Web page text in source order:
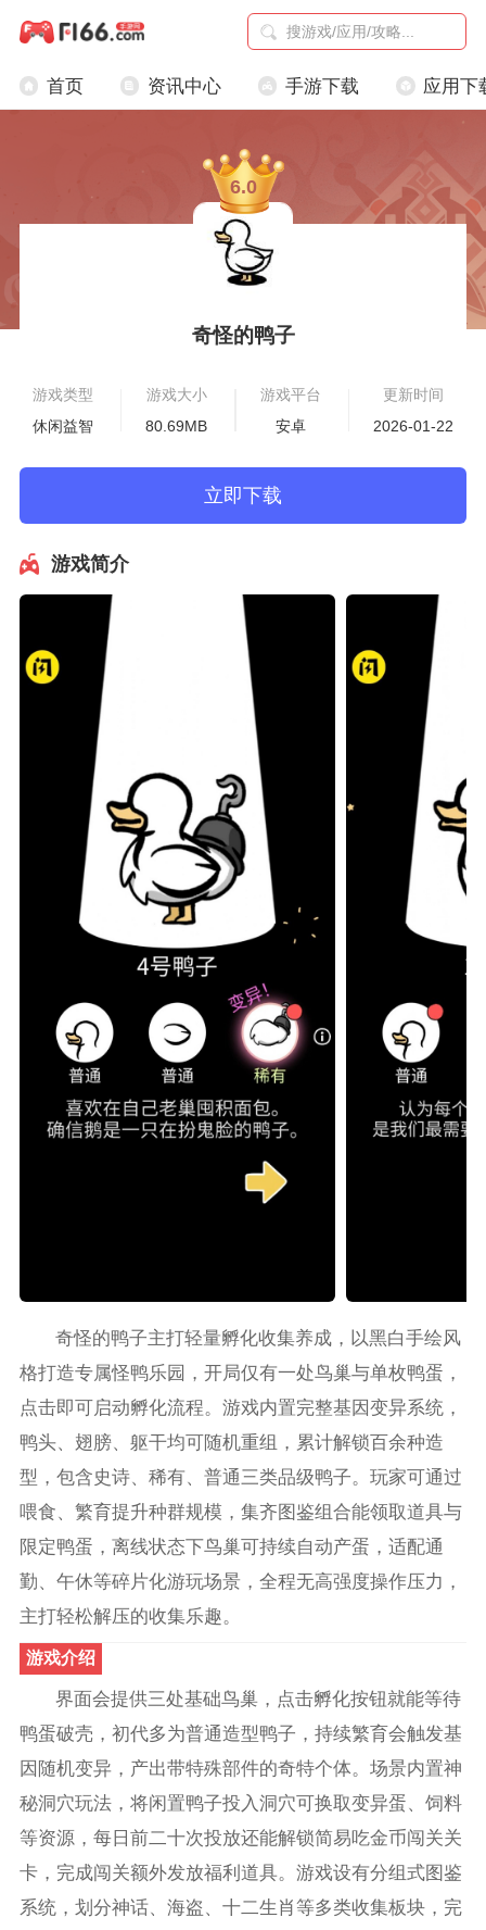
首页 资讯中心 手游下载 应用下
奇怪的鸭子
6.0
游戏类型
休闲益智
游戏大小
80.69MB
游戏平台
安卓
更新时间
2026-01-22
立即下载
游戏简介
奇怪的鸭子主打轻量孵化收集养成，以黑白手绘风
格打造专属怪鸭乐园，开局仅有一处鸟巢与单枚鸭蛋，
点击即可启动孵化流程。游戏内置完整基因变异系统，
鸭头、翅膀、躯干均可随机重组，累计解锁百余种造
型，包含史诗、稀有、普通三类品级鸭子。玩家可通过
喂食、繁育提升种群规模，集齐图鉴组合能领取道具与
限定鸭蛋，离线状态下鸟巢可持续自动产蛋，适配通
勤、午休等碎片化游玩场景，全程无高强度操作压力，
主打轻松解压的收集乐趣。
游戏介绍
界面会提供三处基础鸟巢，点击孵化按钮就能等待
鸭蛋破壳，初代多为普通造型鸭子，持续繁育会触发基
因随机变异，产出带特殊部件的奇特个体。场景内置神
秘洞穴玩法，将闲置鸭子投入洞穴可换取变异蛋、饲料
等资源，每日前二十次投放还能解锁简易吃金币闯关关
卡，完成闯关额外发放福利道具。游戏设有分组式图鉴
系统，划分神话、海盗、十二生肖等多类收集板块，完